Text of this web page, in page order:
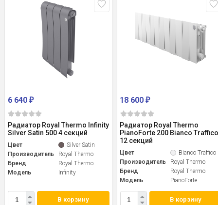
6 640 ₽
Радиатор Royal Thermo Infinity
Silver Satin 500 4 секций
Цвет
Silver Satin
Производитель
Royal Thermo
Бренд
Royal Thermo
Модель
Infinity
В корзину
18 600₽
Радиатор Royal Thermo
PianoForte 200 Bianco
12 секций
Цвет
Bianco Traffico
Производитель
Royal Thermo
Бренд
Royal Thermo
Модель
PianoForte
В корзину